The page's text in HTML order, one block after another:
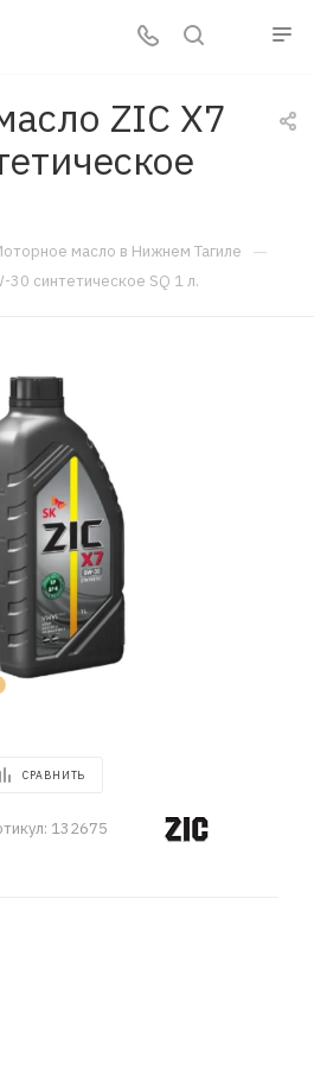
ZIC X7
масло в Нижнем Тагиле —
синтетическое SQ 1 л.
СРАВНИТЬ
132675